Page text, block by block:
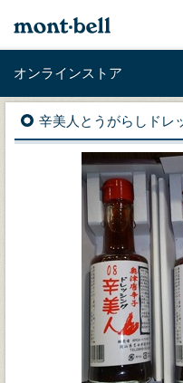
オンラインストア
辛美人とうがらしドレ